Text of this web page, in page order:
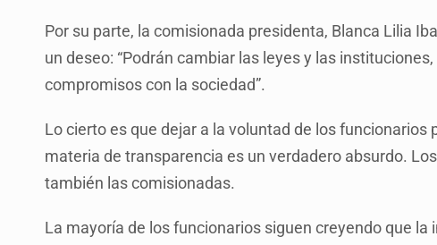
Por su parte, la comisionada presidenta, Blanca Lilia
un deseo: “Podrán cambiar las leyes y las
compromisos con la sociedad”.
Lo cierto es que dejar a la voluntad de los
materia de transparencia es un verdadero absurdo.
también las comisionadas.
La mayoría de los funcionarios siguen creyendo que